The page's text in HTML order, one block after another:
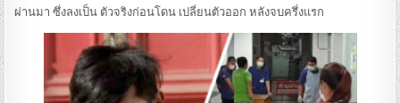
ผ่านมา ซึ่งลงเป็น ตัวจริงก่อนโดน เปลี่ยนตัวออก หลังจบครึ่งแรก